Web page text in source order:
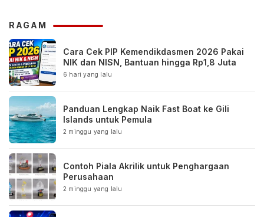
RAGAM
Cara Cek PIP Kemendikdasmen 2026 Pakai
NIK dan NISN, Bantuan hingga Rp1,8 Juta
6 hari yang lalu
Panduan Lengkap Naik Fast Boat ke Gili
Islands untuk Pemula
2 minggu yang lalu
Contoh Piala Akrilik untuk Penghargaan
Perusahaan
2 minggu yang lalu